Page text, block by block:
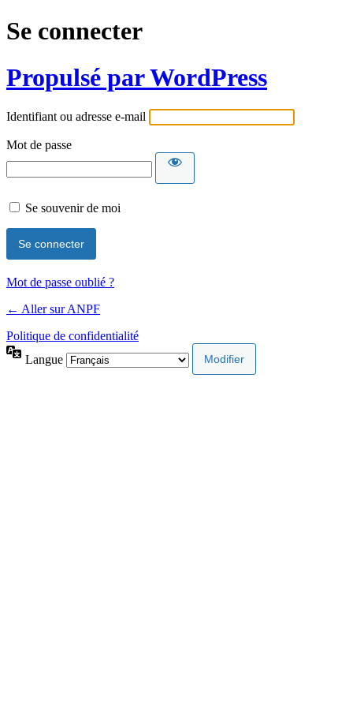
Se connecter
Propulsé par WordPress
Identifiant ou adresse e-mail
Mot de passe
Se souvenir de moi
Mot de passe oublié ?
← Aller sur ANPF
Politique de confidentialité
Langue